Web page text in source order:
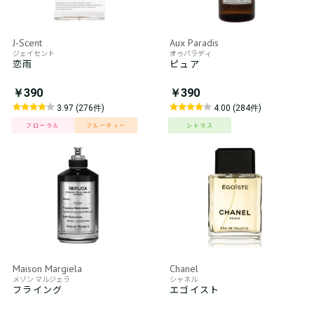
J-Scent
ジェイセント
恋雨
￥390
3.97 (276件)
フローラル フルーティー
Aux Paradis
オゥパラディ
ピュア
￥390
4.00 (284件)
シトラス
Maison Margiela
メゾン マルジェラ
フライング
Chanel
シャネル
エゴイスト